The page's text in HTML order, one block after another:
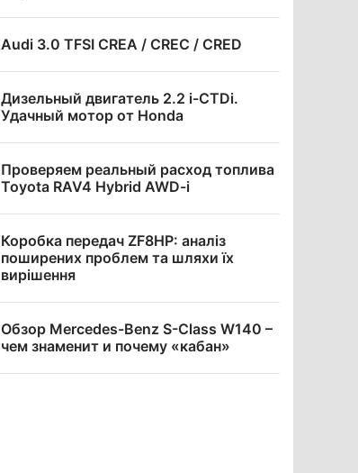
Audi 3.0 TFSI CREA / CREC / CRED
Дизельный двигатель 2.2 i-CTDi.
Удачный мотор от Honda
Проверяем реальный расход топлива
Toyota RAV4 Hybrid AWD-i
Коробка передач ZF8HP: аналіз
поширених проблем та шляхи їх
вирішення
Обзор Mercedes-Benz S-Class W140 –
чем знаменит и почему «кабан»